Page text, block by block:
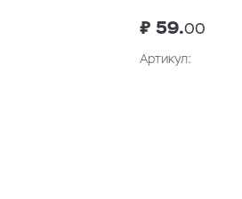
₽ 59.00
Артикул: